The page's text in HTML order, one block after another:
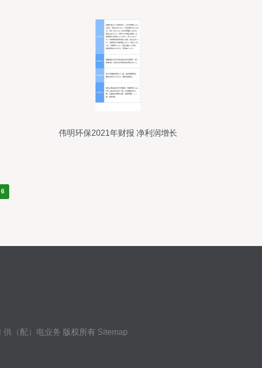
伟明环保2021年财报 净利润增长
6
供（配）电业务 版权所有 Sitemap